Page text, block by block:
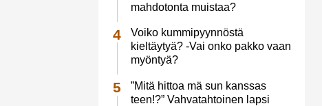
mahdotonta muistaa?
Voiko kummipyynnöstä
kieltäytyä? -Vai onko pakko vaan
myöntyä?
”Mitä hittoa mä sun kanssas
teen!?” Vahvatahtoinen lapsi